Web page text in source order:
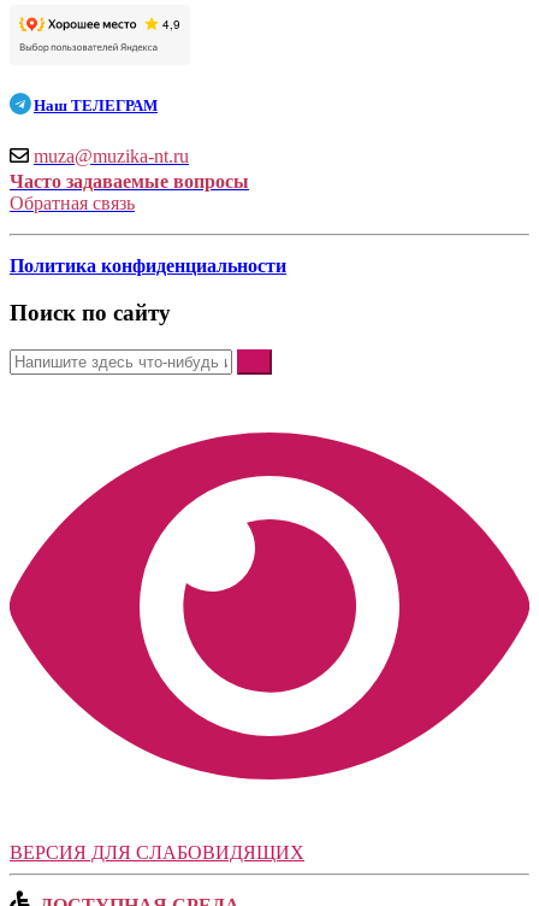
Наш ТЕЛЕГРАМ
muza@muzika-nt.ru
Часто задаваемые вопросы
Обратная связь
Политика конфиденциальности
Поиск по сайту
ВЕРСИЯ ДЛЯ СЛАБОВИДЯЩИХ